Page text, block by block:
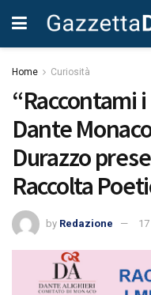
Home Curiosità
“Raccontami
Dante
Durazzo
Raccolta
by Redazione